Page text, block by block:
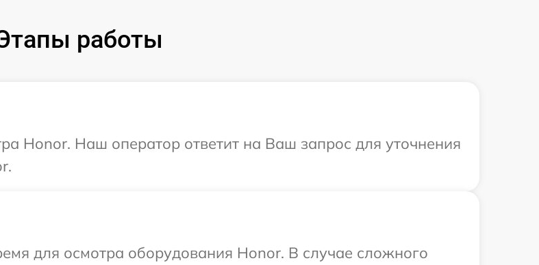
работы
Honor. Наш оператор ответит на Ваш запрос для уточнения
для осмотра оборудования Honor. В случае сложного